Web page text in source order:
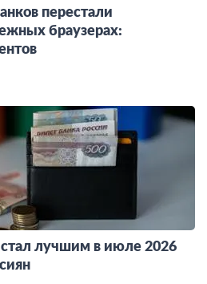
перестали
браузерах:
стал лучшим в июле 2026